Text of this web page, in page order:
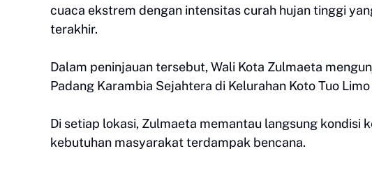
cuaca ekstrem dengan intensitas curah hujan tinggi
terakhir.
Dalam peninjauan tersebut, Wali Kota Zulmaeta
Padang Karambia Sejahtera di Kelurahan Koto Tuo
Di setiap lokasi, Zulmaeta memantau langsung kondisi
kebutuhan masyarakat terdampak bencana.